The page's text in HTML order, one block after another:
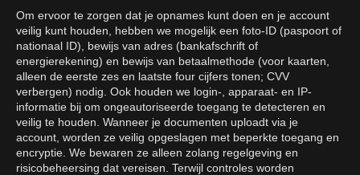
Om ervoor te zorgen dat je opnames kunt doen en je account
veilig kunt houden, hebben we mogelijk een foto-ID (paspoort of
nationaal ID), bewijs van adres (bankafschrift of
energierekening) en bewijs van betaalmethode (voor kaarten,
alleen de eerste zes en laatste four cijfers tonen; CVV
verbergen) nodig. Ook houden we login-, apparaat- en IP-
informatie bij om ongeautoriseerde toegang te detecteren en
veilig te houden. Wanneer je documenten uploadt via je
account, worden ze veilig opgeslagen met beperkte toegang en
encryptie. We bewaren ze alleen zolang regelgeving en
risicobeheersing dat vereisen. Terwijl controles worden